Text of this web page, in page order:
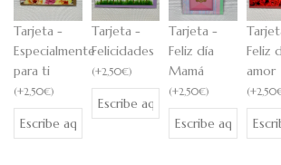
Tarjeta -
Especialmente
para ti
(+2,50€)
Tarjeta -
Felicidades
(+2,50€)
Tarjeta -
Feliz día
Mamá
(+2,50€)
Feliz
amor
(+2,50